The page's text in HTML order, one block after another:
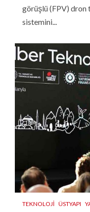
görüşlü (FPV) dron
sistemini...
TEKNOLOJI ÜSTYAPI